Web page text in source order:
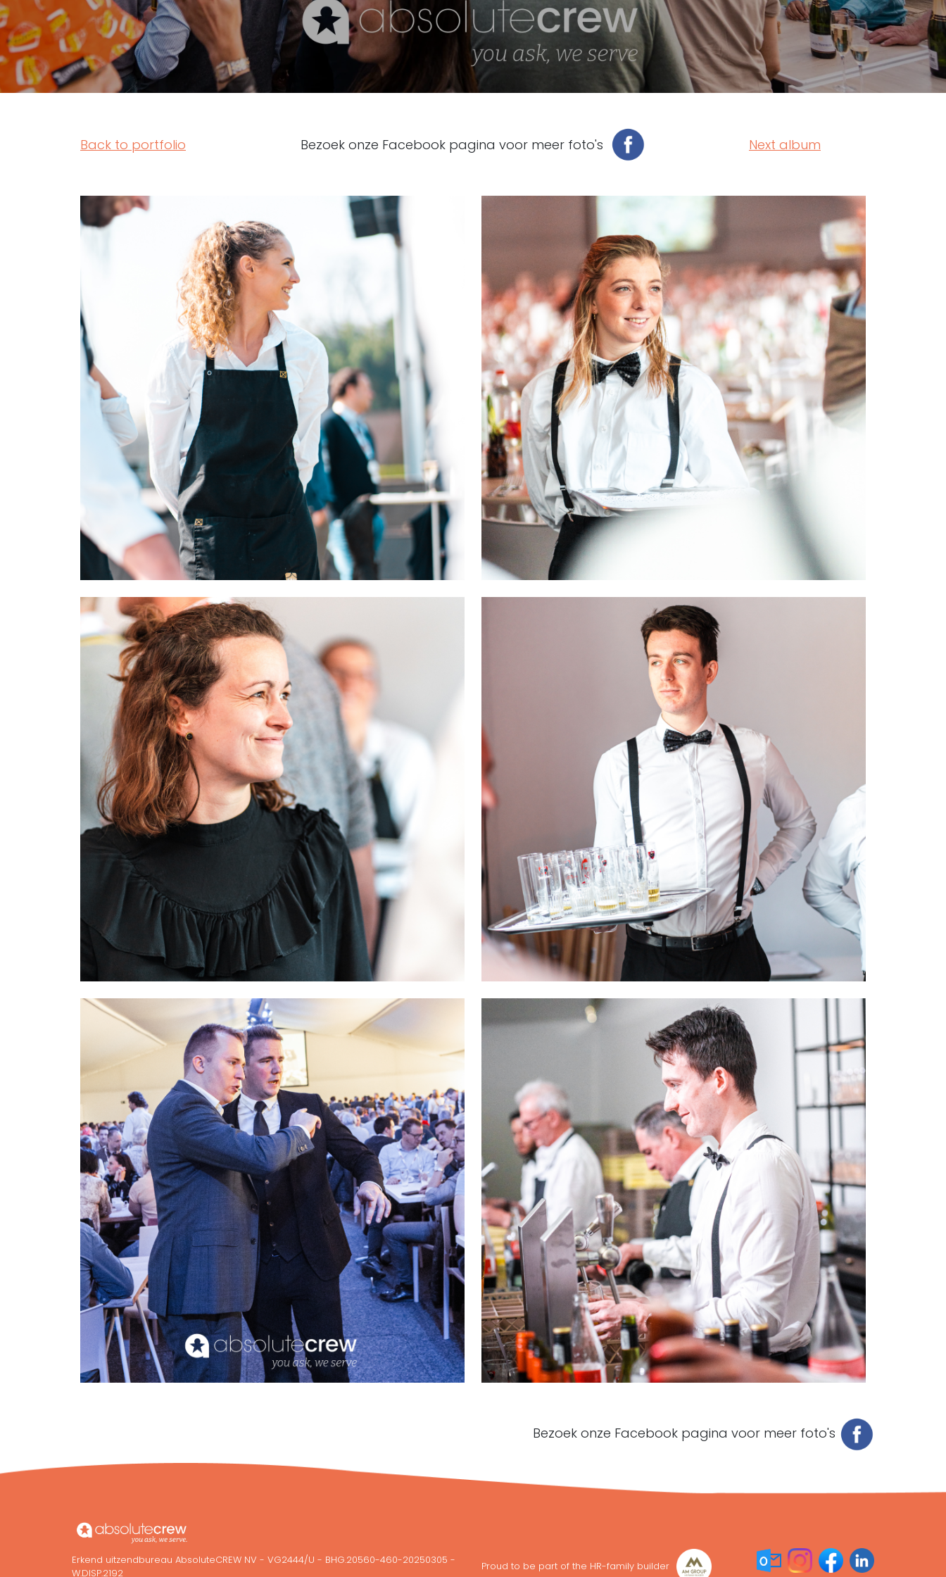
Back to portfolio Bezoek onze Facebook pagina voor meer foto's Next album
Bezoek onze Facebook pagina voor meer foto's
Erkend uitzendbureau AbsoluteCREW NV - VG2444/U - BHG.20560-460-20250305 -
W.DISP.2192
Proud to be part of the HR-family builder